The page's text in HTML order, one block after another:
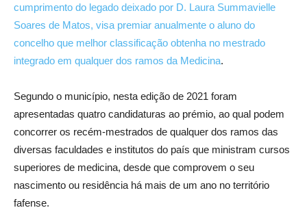
cumprimento do legado deixado por D. Laura Summavielle
Soares de Matos, visa premiar anualmente o aluno do
concelho que melhor classificação obtenha no mestrado
integrado em qualquer dos ramos da Medicina.
Segundo o município, nesta edição de 2021 foram
apresentadas quatro candidaturas ao prémio, ao qual podem
concorrer os recém-mestrados de qualquer dos ramos das
diversas faculdades e institutos do país que ministram cursos
superiores de medicina, desde que comprovem o seu
nascimento ou residência há mais de um ano no território
fafense.